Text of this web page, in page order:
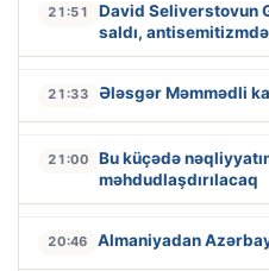
21:51
David Seliverstovun
saldı,
21:33 Ələsgər Məmmədli
21:00
Bu küçədə
məhdudlaşdırılacaq
20:46 Almaniyadan